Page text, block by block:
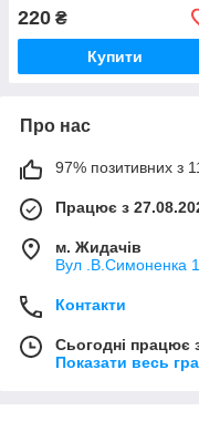
220 ₴
Купити
Про нас
97% позитивних з
Працює з
м. Жидачів
Вул .В.Симоненка
Контакти
Сьогодні працює
Показати весь